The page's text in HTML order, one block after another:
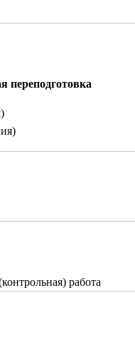
переподготовка
работа